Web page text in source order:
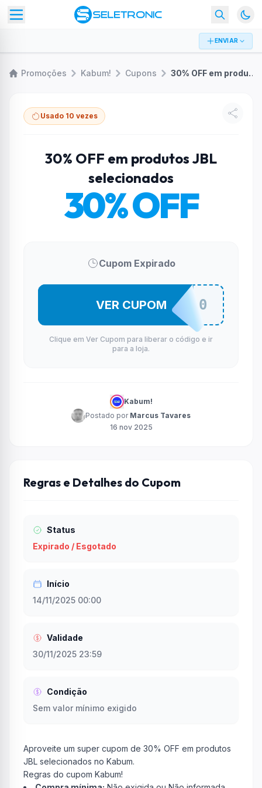
ENVIAR
Promoções Kabum! Cupons 30% OFF em produtos JBL selecionados
Usado 10 vezes
30% OFF em produtos JBL
selecionados
30% OFF
Cupom Expirado
JBL30
VER CUPOM
Clique em Ver Cupom para liberar o código e ir
para a loja.
Kabum!
Postado por Marcus Tavares
16 nov 2025
Regras e Detalhes do Cupom
Status
Expirado / Esgotado
Início
14/11/2025 00:00
Validade
30/11/2025 23:59
Condição
Sem valor mínimo exigido
Aproveite um super cupom de 30% OFF em produtos
JBL selecionados no Kabum.
Regras do cupom Kabum!